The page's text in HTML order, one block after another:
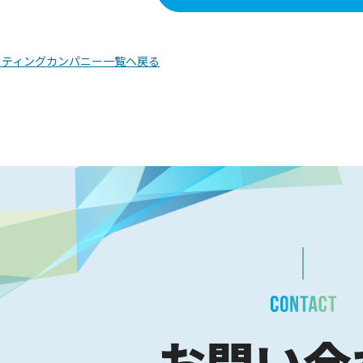
ィングカンパニー一覧へ戻る